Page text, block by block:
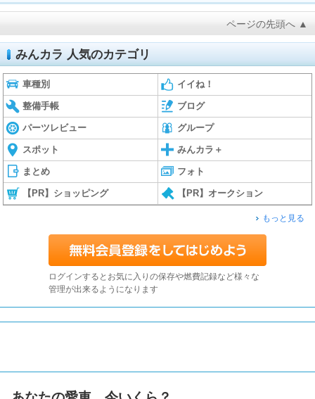
ページの先頭へ ▲
みんカラ 人気のカテゴリ
車種別 イイね！
整備手帳 ブログ
パーツレビュー グループ
スポット みんカラ＋
まとめ フォト
【PR】ショッピング 【PR】オークション
もっと見る
ログインするとお気に入りの保存や燃費記録など様々な
管理が出来るようになります